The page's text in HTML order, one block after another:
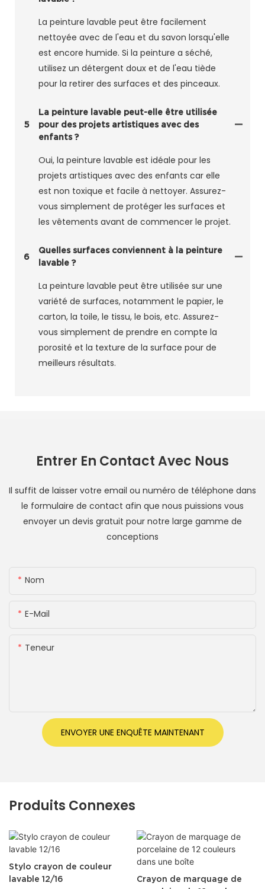
La peinture lavable peut être facilement
nettoyée avec de l'eau et du savon lorsqu'elle
est encore humide. Si la peinture a séché,
utilisez un détergent doux et de l'eau tiède
pour la retirer des surfaces et des pinceaux.
5
La peinture lavable peut-elle être utilisée
pour des projets artistiques avec des
enfants ?
Oui, la peinture lavable est idéale pour les
projets artistiques avec des enfants car elle
est non toxique et facile à nettoyer. Assurez-
vous simplement de protéger les surfaces et
les vêtements avant de commencer le projet.
6
Quelles surfaces conviennent à la peinture
lavable ?
La peinture lavable peut être utilisée sur une
variété de surfaces, notamment le papier, le
carton, la toile, le tissu, le bois, etc. Assurez-
vous simplement de prendre en compte la
porosité et la texture de la surface pour de
meilleurs résultats.
Entrer En Contact Avec Nous
Il suffit de laisser votre email ou numéro de téléphone dans
le formulaire de contact afin que nous puissions vous
envoyer un devis gratuit pour notre large gamme de
conceptions
Nom
E-Mail
Teneur
ENVOYER UNE ENQUÊTE MAINTENANT
Produits Connexes
Stylo crayon de couleur
lavable 12/16
Crayon de marquage de